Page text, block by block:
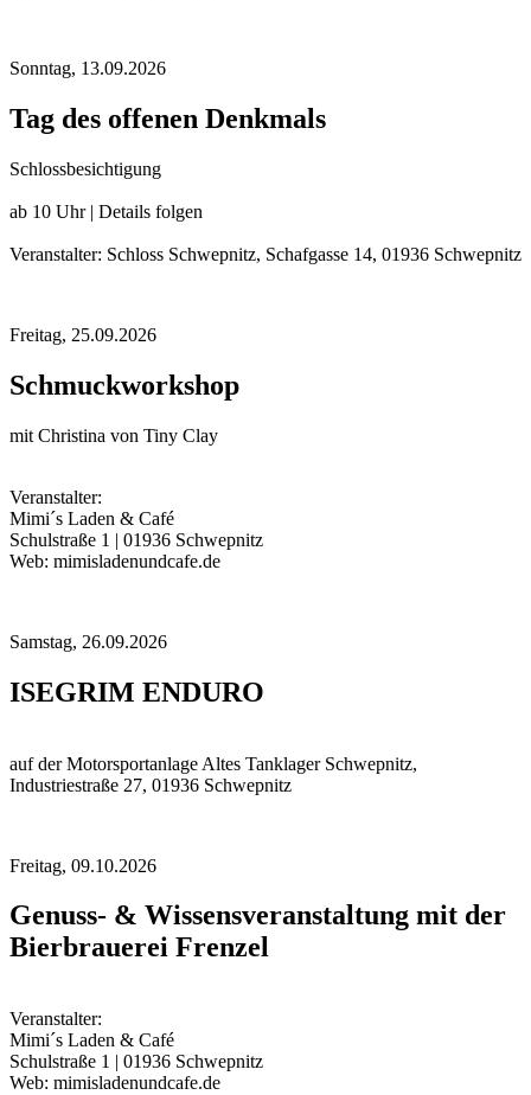
Sonntag, 13.09.2026
Tag des offenen Denkmals
Schlossbesichtigung
ab 10 Uhr | Details folgen
Veranstalter: Schloss Schwepnitz, Schafgasse 14, 01936 Schwepnitz
Freitag, 25.09.2026
Schmuckworkshop
mit Christina von Tiny Clay
Veranstalter:
Mimi´s Laden & Café
Schulstraße 1 | 01936 Schwepnitz
Web: mimisladenundcafe.de
Samstag, 26.09.2026
ISEGRIM ENDURO
auf der Motorsportanlage Altes Tanklager Schwepnitz,
Industriestraße 27, 01936 Schwepnitz
Freitag, 09.10.2026
Genuss- & Wissensveranstaltung mit der
Bierbrauerei Frenzel
Veranstalter:
Mimi´s Laden & Café
Schulstraße 1 | 01936 Schwepnitz
Web: mimisladenundcafe.de